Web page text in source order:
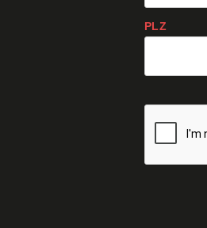
PLZ